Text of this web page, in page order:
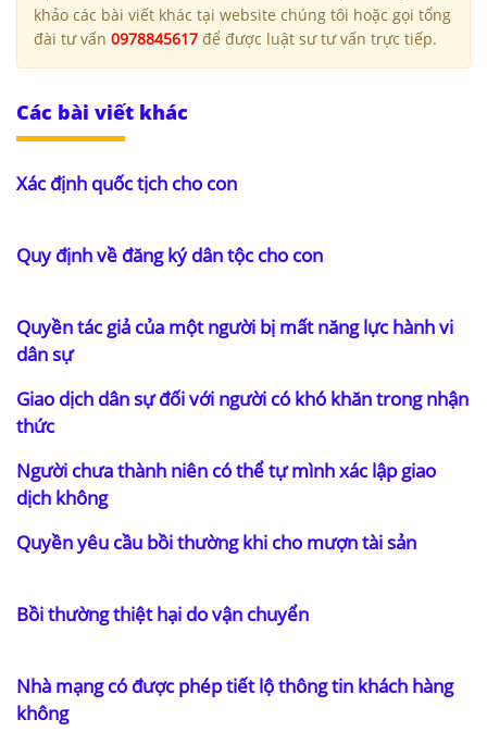
khảo các bài viết khác tại website chúng tôi hoặc gọi tổng
đài tư vấn 0978845617 để được luật sư tư vấn trực tiếp.
Các bài viết khác
Xác định quốc tịch cho con
Quy định về đăng ký dân tộc cho con
Quyền tác giả của một người bị mất năng lực hành vi
dân sự
Giao dịch dân sự đối với người có khó khăn trong nhận
thức
Người chưa thành niên có thể tự mình xác lập giao
dịch không
Quyền yêu cầu bồi thường khi cho mượn tài sản
Bồi thường thiệt hại do vận chuyển
Nhà mạng có được phép tiết lộ thông tin khách hàng
không